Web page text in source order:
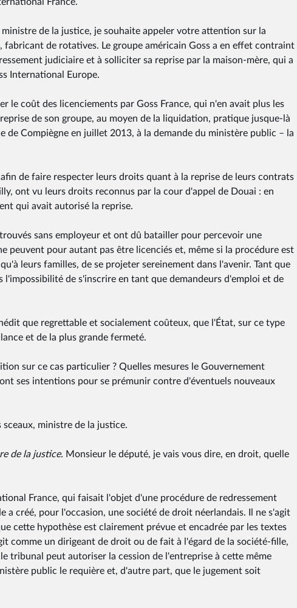
ministre de la justice, je souhaite appeler votre attention sur la
de rotatives. Le groupe américain Goss a en effet contraint
judiciaire et à solliciter sa reprise par la maison-mère, qui a
International Europe.
le coût des licenciements par Goss France, qui n'en avait plus les
de son groupe, au moyen de la liquidation, pratique jusque-là
de Compiègne en juillet 2013, à la demande du ministère public – la
afin de faire respecter leurs droits quant à la reprise de leurs contrats
ont vu leurs droits reconnus par la cour d'appel de Douai : en
qui avait autorisé la reprise.
sans employeur et ont dû batailler pour percevoir une
peuvent pour autant pas être licenciés et, même si la procédure est
leurs familles, de se projeter sereinement dans l'avenir. Tant que
de s'inscrire en tant que demandeurs d'emploi et de
que regrettable et socialement coûteux, que l'État, sur ce type
et de la plus grande fermeté.
sur ce cas particulier ? Quelles mesures le Gouvernement
ses intentions pour se prémunir contre d'éventuels nouveaux
sceaux, ministre de la justice.
de la justice. Monsieur le député, je vais vous dire, en droit, quelle
France, qui faisait l'objet d'une procédure de redressement
a créé, pour l'occasion, une société de droit néerlandais. Il ne s'agit
cette hypothèse est clairement prévue et encadrée par les textes
comme un dirigeant de droit ou de fait à l'égard de la société-fille,
tribunal peut autoriser la cession de l'entreprise à cette même
public le requière et, d'autre part, que le jugement soit